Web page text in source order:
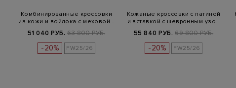
Комбинированные кроссовки
из кожи и войлока с меховой…
51 040 РУБ. 63 800 РУБ.
-20% FW25/26
Кожаные кроссовки с патиной
и вставкой с шевронным узо…
55 840 РУБ. 69 800 РУБ.
-20% FW25/26